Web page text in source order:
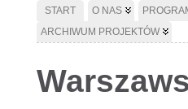
START O NAS
ARCHIWUM PROJEKTÓW